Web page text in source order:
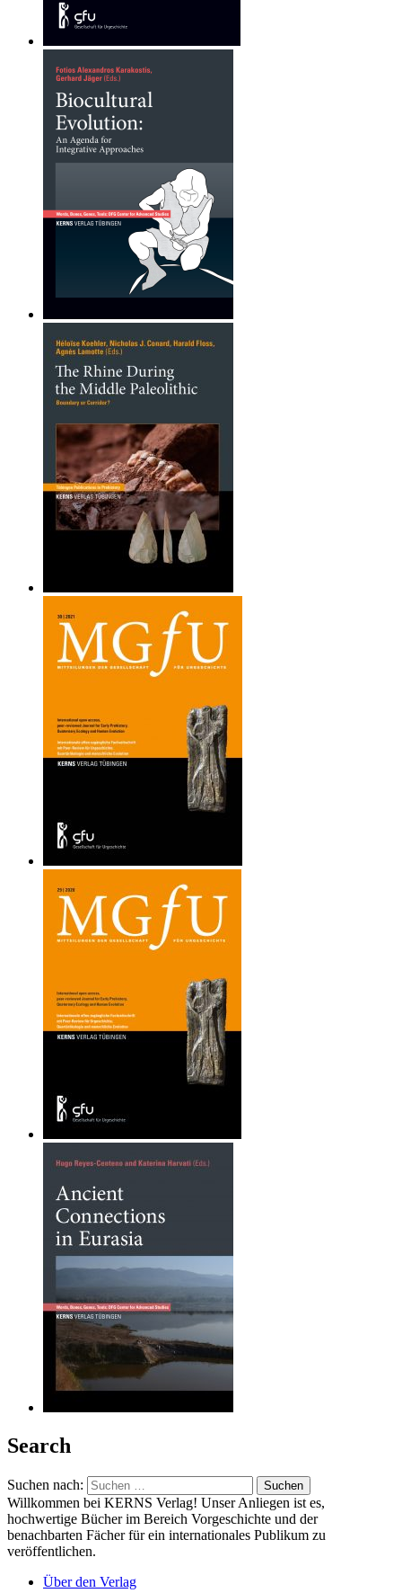
Search
Suchen nach:
Willkommen bei KERNS Verlag! Unser Anliegen ist es,
hochwertige Bücher im Bereich Vorgeschichte und der
benachbarten Fächer für ein internationales Publikum zu
veröffentlichen.
Über den Verlag